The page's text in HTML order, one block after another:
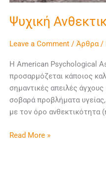
Ψυχική
Leave a Comment /Άρθρα/
H American Psychological
προσαρμόζεται κάποιος
σημαντικές απειλές
σοβαρά προβλήματα
με τον όρο ανθεκτικότητα
Read More »